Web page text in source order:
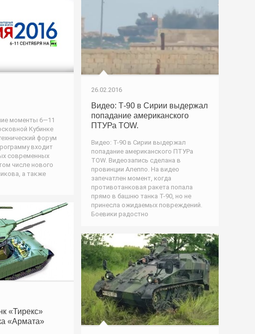
моменты 6—11
Кубинке
форум
входит
современных
числе нового
а также
26.02.2016
Видео: Т-90 в Сирии выдержал
попадание американского
ПТУРа TOW.
Видео: Т-90 в Сирии выдержал
попадание американского ПТУРа
TOW. Видеозапись сделана в
провинции Алеппо. На видео
запечатлен момент, когда
противотанковая ракета попала
прямо в башню танка Т-90, но не
принесла ожидаемых повреждений.
Боевики радостно
«Тирекс»
«Армата»